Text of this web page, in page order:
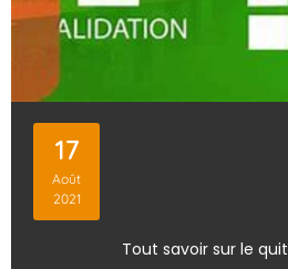
Tout savoir sur le
17
Août
2021